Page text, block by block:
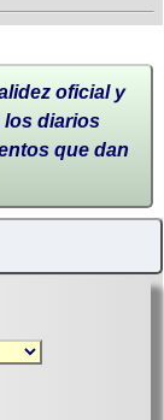
oficial y
los diarios
que dan